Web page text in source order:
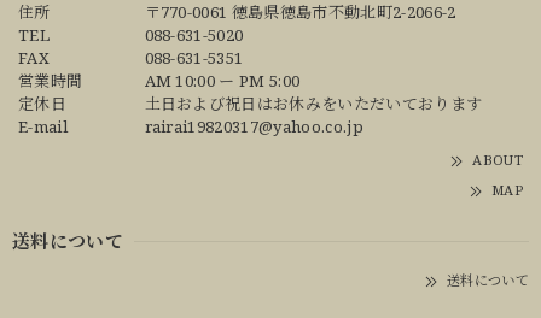
住所
〒770-0061 徳島県徳島市不動北町2-2066-2
TEL
088-631-5020
FAX
088-631-5351
営業時間
AM 10:00 ー PM 5:00
定休日
土日および祝日はお休みをいただいております
E-mail
rairai19820317@yahoo.co.jp
ABOUT
MAP
送料について
送料について